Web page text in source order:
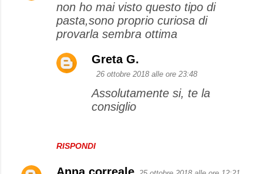
non ho mai visto questo tipo di
pasta,sono proprio curiosa di
provarla sembra ottima
RISPONDI
Greta G.
26 ottobre 2018 alle ore 23:48
Assolutamente si, te la
consiglio